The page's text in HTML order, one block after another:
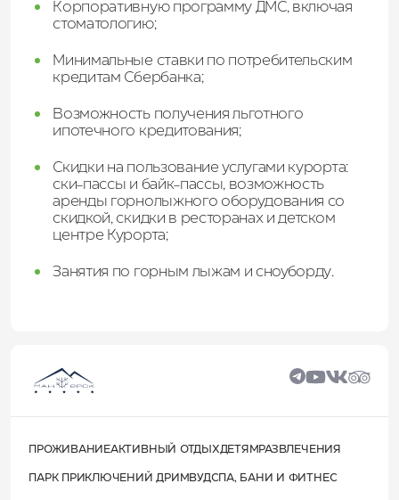
Корпоративную программу ДМС, включая
стоматологию;
Минимальные ставки по потребительским
кредитам Сбербанка;
Возможность получения льготного
ипотечного кредитования;
Скидки на пользование услугами курорта:
ски-пассы и байк-пассы, возможность
аренды горнолыжного оборудования со
скидкой, скидки в ресторанах и детском
центре Курорта;
Занятия по горным лыжам и сноуборду.
ПРОЖИВАНИЕАКТИВНЫЙ ОТДЫХДЕТЯМ РАЗВЛЕЧЕНИЯ
ПАРК ПРИКЛЮЧЕНИЙ ДРИМВУД СПА, БАНИ И ФИТНЕС